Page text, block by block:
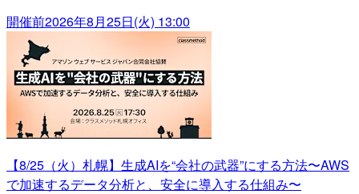
開催前2026年8月25日(火) 13:00
【8/25（火）札幌】生成AIを“会社の武器”にする方法〜AWS
で加速するデータ分析と、安全に導入する仕組み〜